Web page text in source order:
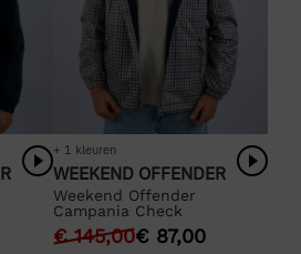
+ 1 kleuren
WEEKEND OFFENDER
Weekend Offender
Campania Check
€145,00€ 87,00